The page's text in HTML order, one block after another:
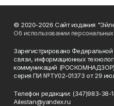
© 2020-2026 Сайт издания
Об использовании
Зарегистрировано
связи, информационных
коммуникаций
серия ПИ №ТУ02-01373 от 29
Телефон редакции: (347)983-38-
Ailestan@yandex.ru